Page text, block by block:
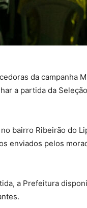
da campanha
a partida da
bairro Ribeirão do
enviados pelos
a Prefeitura